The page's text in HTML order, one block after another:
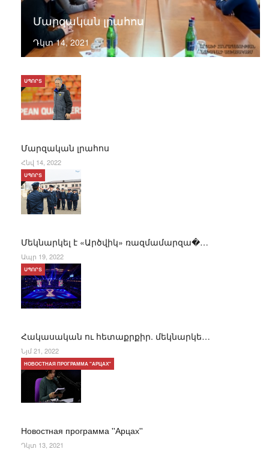
Մարզական լրահոս
Դկտ 14, 2021
Մարզական լրահոս
ՍՊՈՐՏ
Հնվ 14, 2022
Մեկնարկել է «Արծվիկ» ռազմամարզա�…
ՍՊՈՐՏ
Ապր 19, 2022
Հակասական ու հետաքրքիր. մեկնարկե…
ՍՊՈՐՏ
Նյմ 21, 2022
Новостная программа ''Арцах''
НОВОСТНАЯ ПРОГРАММА "АРЦАХ"
Դկտ 13, 2021